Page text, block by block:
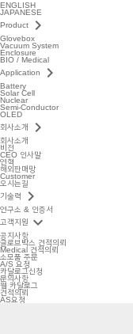
ENGLISH
JAPANESE
Product
keyboard_arrow_right
Glovebox
Vacuum System
Enclosure
BIO / Medical
Application
keyboard_arrow_right
Battery
Solar Cell
Nuclear
Semi-Conductor
OLED
회사소개
keyboard_arrow_right
회사소개
비전
CEO 인사말
연혁
해외판매망
Customer
오시는길
기술력
keyboard_arrow_right
연구소 & 인증서
고객지원
keyboard_arrow_down
공지사항
글로브박스 견적의뢰
Medical 견적의뢰
소모품 주문
A/S 요청
카달로그신청
문의사항
웹 카달로그
견적의뢰
AS요청